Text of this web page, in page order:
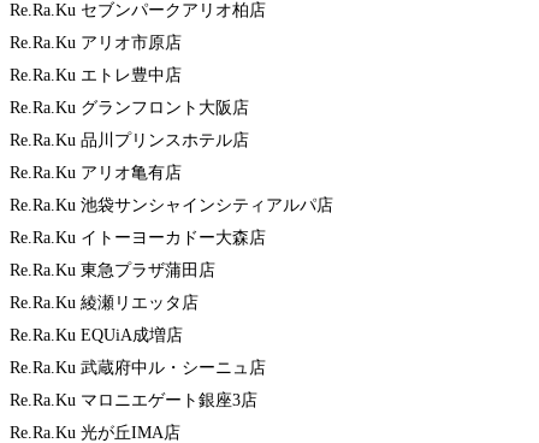
Re.Ra.Ku セブンパークアリオ柏店
Re.Ra.Ku アリオ市原店
Re.Ra.Ku エトレ豊中店
Re.Ra.Ku グランフロント大阪店
Re.Ra.Ku 品川プリンスホテル店
Re.Ra.Ku アリオ亀有店
Re.Ra.Ku 池袋サンシャインシティアルパ店
Re.Ra.Ku イトーヨーカドー大森店
Re.Ra.Ku 東急プラザ蒲田店
Re.Ra.Ku 綾瀬リエッタ店
Re.Ra.Ku EQUiA成増店
Re.Ra.Ku 武蔵府中ル・シーニュ店
Re.Ra.Ku マロニエゲート銀座3店
Re.Ra.Ku 光が丘IMA店